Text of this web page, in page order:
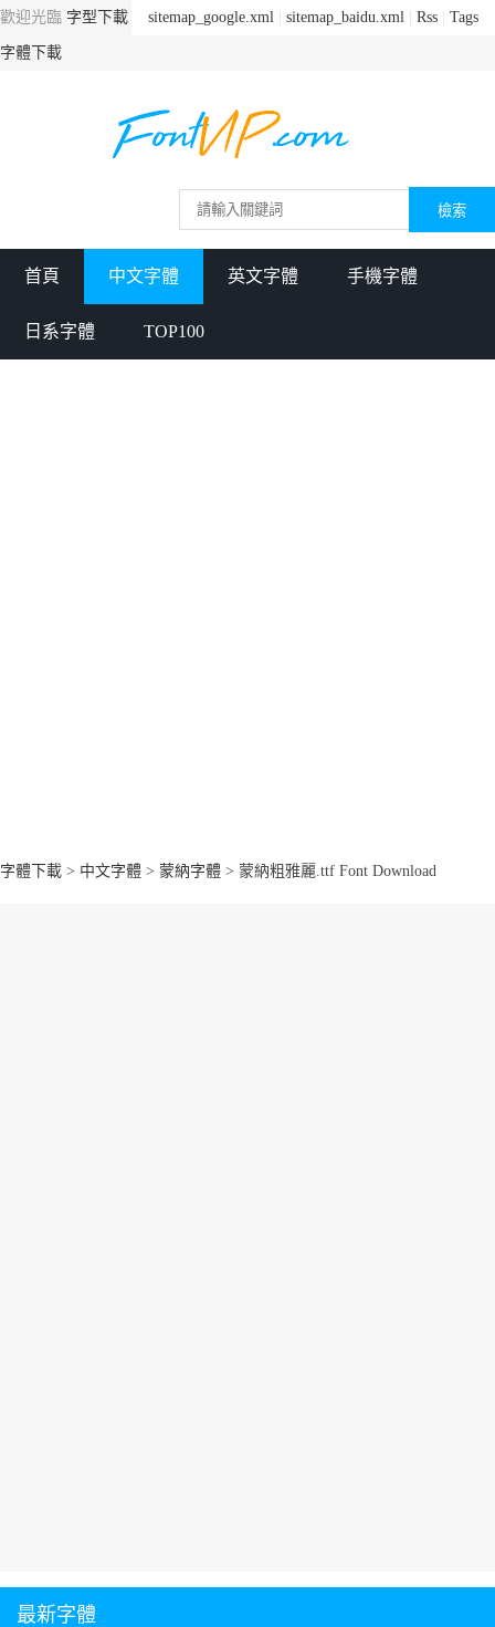
sitemap_google.xml sitemap_baidu.xml Rss Tags
歡迎光臨 字型下載
字體下載
首頁 中文字體 英文字體 手機字體
日系字體 TOP100
字體下載 > 中文字體 > 蒙納字體 > 蒙納粗雅麗.ttf Font Download
最新字體